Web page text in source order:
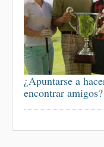
¿Apuntarse a
encontrar amigos?